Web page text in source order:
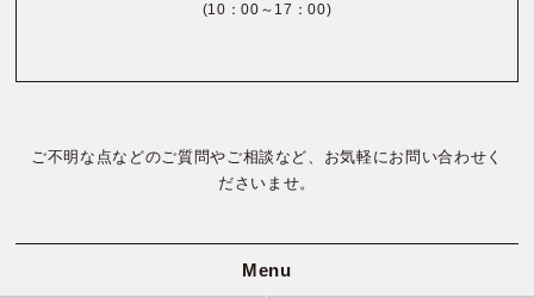
(10：00～17：00)
ご不明な点などのご質問やご相談など、お気軽にお問い合わせく
ださいませ。
Menu